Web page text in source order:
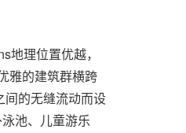
理位置优越，
雅的建筑群横跨
间的无缝流动而设
池、儿童游乐